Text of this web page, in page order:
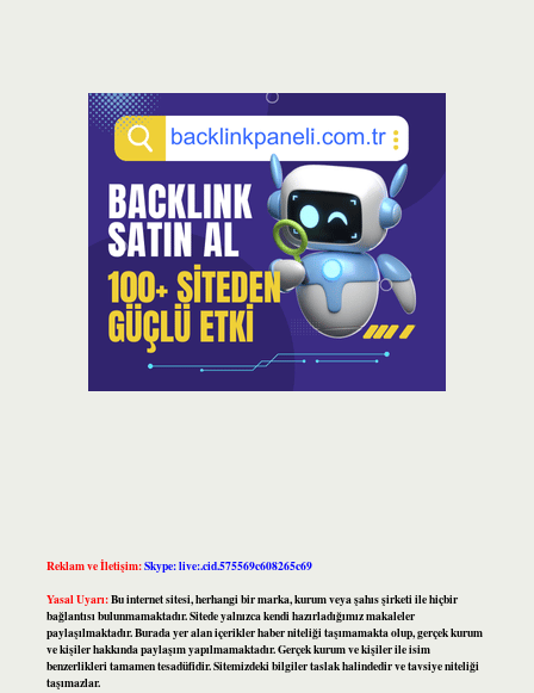
Reklam ve İletişim:Skype: live:.cid.575569c608265c69
Yasal Uyarı:Bu internet sitesi, herhangi bir marka, kurum veya şahıs şirketi ile hiçbir
bağlantısı bulunmamaktadır. Sitede yalnızca kendi hazırladığımız makaleler
paylaşılmaktadır. Burada yer alan içerikler haber niteliği taşımamakta olup, gerçek kurum
ve kişiler hakkında paylaşım yapılmamaktadır. Gerçek kurum ve kişiler ile isim
benzerlikleri tamamen tesadüfidir. Sitemizdeki bilgiler taslak halindedir ve tavsiye niteliği
taşımazlar.